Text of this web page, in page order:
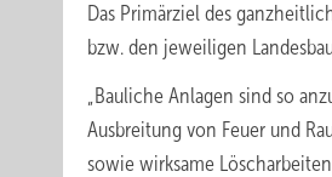
Das Primärziel des
bzw. den jeweiligen
„Bauliche Anlagen sind so
Ausbreitung von Feuer und
sowie wirksame